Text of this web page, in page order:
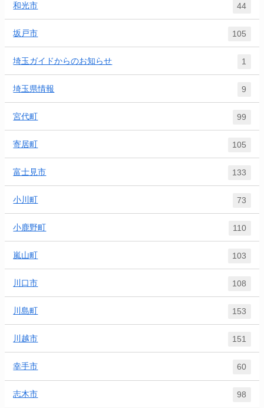
和光市 44
坂戸市 105
埼玉ガイドからのお知らせ 1
埼玉県情報 9
宮代町 99
寄居町 105
富士見市 133
小川町 73
小鹿野町 110
嵐山町 103
川口市 108
川島町 153
川越市 151
幸手市 60
志木市 98